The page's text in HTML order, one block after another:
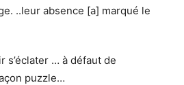
..leur absence [a] marqué le
s’éclater … à défaut de
puzzle…